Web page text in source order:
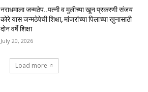
नराधमाला जन्मठेप..पत्नी व मुलीच्या खून प्रकरणी संजय
कोरे यास जन्मठेपेची शिक्षा, मांजरांच्या पिलाच्या खुनासाठी
दोन वर्षे शिक्षा
July 20, 2026
Load more